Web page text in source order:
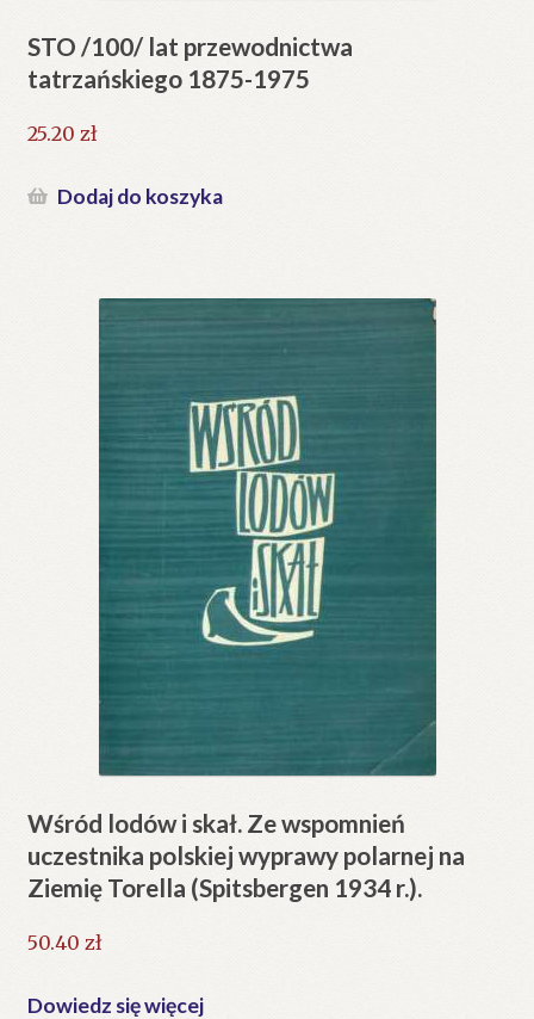
STO /100/ lat przewodnictwa
tatrzańskiego 1875-1975
25.20 zł
Dodaj do koszyka
Wśród lodów i skał. Ze wspomnień
uczestnika polskiej wyprawy polarnej na
Ziemię Torella (Spitsbergen 1934 r.).
50.40 zł
Dowiedz się więcej